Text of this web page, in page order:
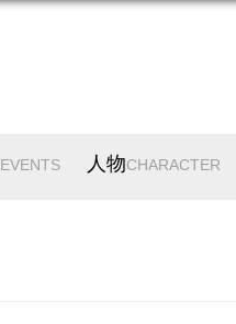
EVENTS 人物CHARACTER